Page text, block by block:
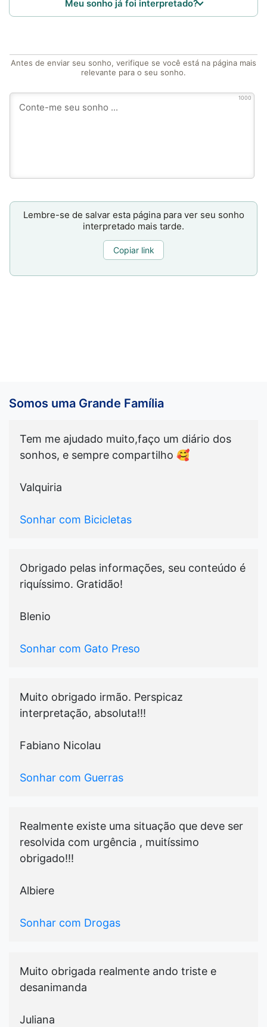
Meu sonho já foi interpretado?
Antes de enviar seu sonho, verifique se você está na página mais
relevante para o seu sonho.
1000
Lembre-se de salvar esta página para ver seu sonho
interpretado mais tarde.
Copiar link
Somos uma Grande Família
Tem me ajudado muito,faço um diário dos
sonhos, e sempre compartilho 🥰
Valquiria
Sonhar com Bicicletas
Obrigado pelas informações, seu conteúdo é
riquíssimo. Gratidão!
Blenio
Sonhar com Gato Preso
Muito obrigado irmão. Perspicaz
interpretação, absoluta!!!
Fabiano Nicolau
Sonhar com Guerras
Realmente existe uma situação que deve ser
resolvida com urgência , muitíssimo
obrigado!!!
Albiere
Sonhar com Drogas
Muito obrigada realmente ando triste e
desanimanda
Juliana